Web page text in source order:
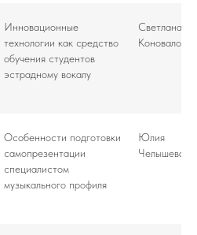
Инновационные
технологии как средство
обучения студентов
эстрадному вокалу
Светлана
Коновалова
Особенности подготовки
самопрезентации
специалистом
музыкального профиля
Юлия
Челышева